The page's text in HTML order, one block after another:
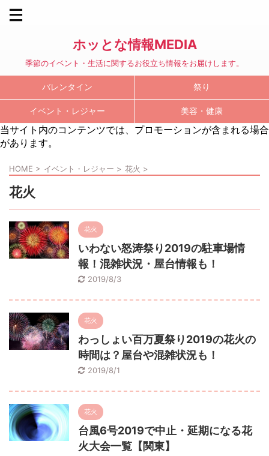
ホッとな情報MEDIA
季節のイベント・生活に関するお役立ち情報をお届けします。
バレンタイン 祭り
イベント・レジャー 美容・健康
当サイト内のコンテンツでは、プロモーションが含まれる場合
があります。
HOME > イベント・レジャー > 花火 >
花火
花火
いわない怒涛祭り2019の駐車場情
報！混雑状況・屋台情報も！
2019/8/3
花火
わっしょい百万夏祭り2019の花火の
時間は？屋台や混雑状況も！
2019/8/1
花火
台風6号2019で中止・延期になる花
火大会一覧【関東】